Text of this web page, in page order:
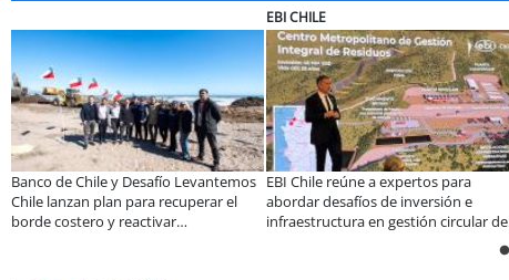
Banco de Chile y Desafío Levantemos
Chile lanzan plan para recuperar el
borde costero y reactivar
EBI CHILE
EBI Chile reúne a expertos para
abordar desafíos de inversión e
infraestructura en gestión circular de